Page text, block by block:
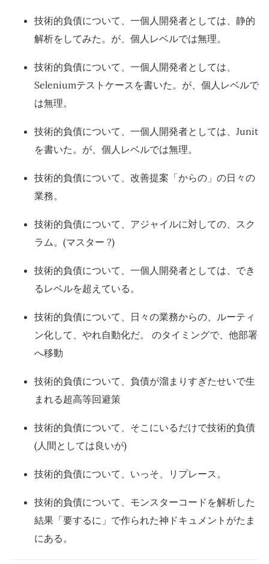
技術的負債について、一個人開発者としては、静的
解析をしてみた。が、個人レベルでは無理。
技術的負債について、一個人開発者としては、
Seleniumテストケースを書いた。が、個人レベルで
は無理。
技術的負債について、一個人開発者としては、Junit
を書いた。が、個人レベルでは無理。
技術的負債について、改善提案「からの」の日々の
業務。
技術的負債について、アジャイルに対しての、スク
ラム。(マスター ?)
技術的負債について、一個人開発者としては、でき
るレベルを超えている。
技術的負債について、日々の業務からの、ルーティ
ン化して、やれ自動化だ。 のタイミングで、他部署
へ移動
技術的負債について、負債が溜まりすぎたせいで生
まれる超高等回避策
技術的負債について、そこにいるだけで技術的負債
(人間としては良いが)
技術的負債について、いっそ、リプレース。
技術的負債について、モンスターコードを解析した
結果「要するに」で作られた神ドキュメントがたま
にある。